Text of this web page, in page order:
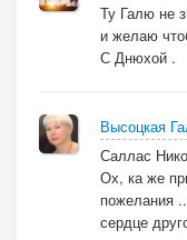
Ту Галю не
и желаю
С Днюхой .
Высоцкая
Саллас
Ох, ка же
пожелания
сердце